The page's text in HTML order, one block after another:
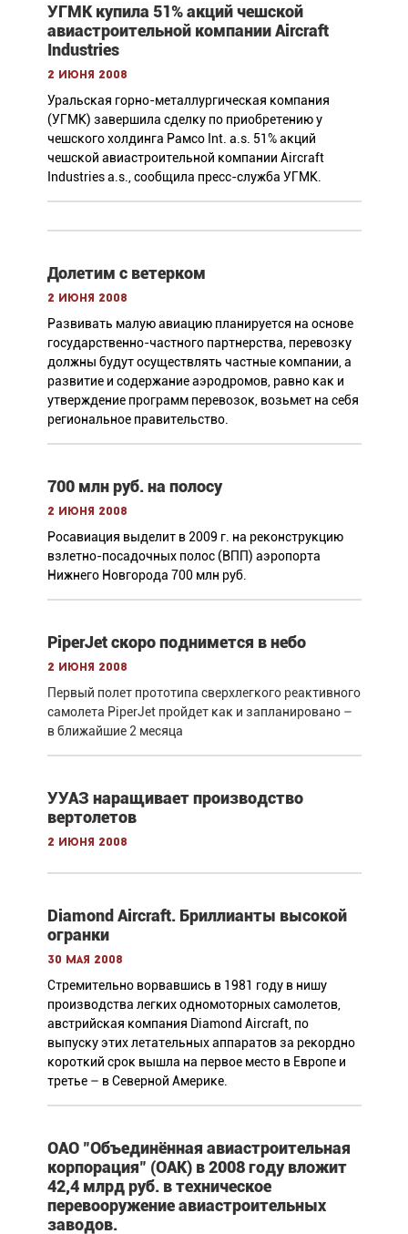
УГМК купила 51% акций чешской
авиастроительной компании Aircraft
Industries
2 июня 2008
Уральская горно-металлургическая компания
(УГМК) завершила сделку по приобретению у
чешского холдинга Рамсо Int. a.s. 51% акций
чешской авиастроительной компании Aircraft
Industries a.s., сообщила пресс-служба УГМК.
Долетим с ветерком
2 июня 2008
Развивать малую авиацию планируется на основе
государственно-частного партнерства, перевозку
должны будут осуществлять частные компании, а
развитие и содержание аэродромов, равно как и
утверждение программ перевозок, возьмет на себя
региональное правительство.
700 млн руб. на полосу
2 июня 2008
Росавиация выделит в 2009 г. на реконструкцию
взлетно-посадочных полос (ВПП) аэропорта
Нижнего Новгорода 700 млн руб.
PiperJet скоро поднимется в небо
2 июня 2008
Первый полет прототипа сверхлегкого реактивного
самолета PiperJet пройдет как и запланировано –
в ближайшие 2 месяца
УУАЗ наращивает производство
вертолетов
2 июня 2008
Diamond Aircraft. Бриллианты высокой
огранки
30 мая 2008
Стремительно ворвавшись в 1981 году в нишу
производства легких одномоторных самолетов,
австрийская компания Diamond Aircraft, по
выпуску этих летательных аппаратов за рекордно
короткий срок вышла на первое место в Европе и
третье – в Северной Америке.
ОАО "Объединённая авиастроительная
корпорация" (ОАК) в 2008 году вложит
42,4 млрд руб. в техническое
перевооружение авиастроительных
заводов.